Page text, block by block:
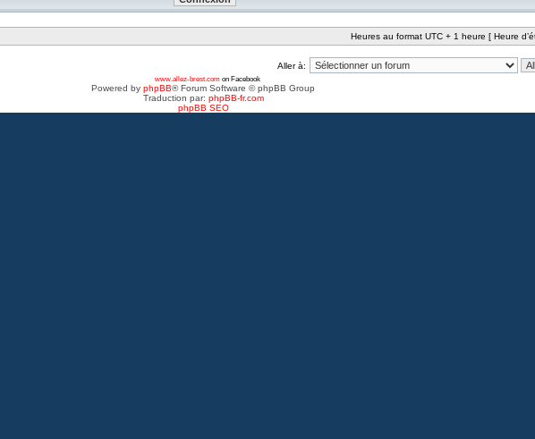
Heures au format UTC + 1 heure [ Heure
Aller à:
www.allez-brest.com on Facebook
Powered by phpBB® Forum Software © phpBB Group
Traduction par: phpBB-fr.com
phpBB SEO